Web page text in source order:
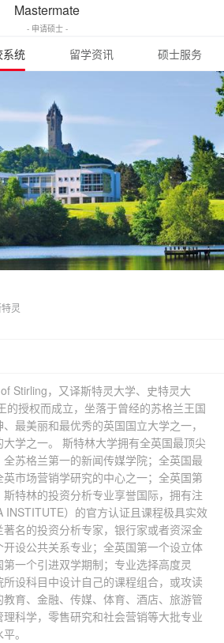
Mastermate
- 申请硕士 -
系统 留学资讯 硕士服务
灵
Stirling，又译斯特灵大学、史特灵大
的授权而成立，坐落于曾经的苏格兰王国
最美丽和最优秀的英国国立大学之一，
学之一。 斯特林大学拥有全英国最顶尖
苏格兰第一的新闻传媒学院；全英国最
市场营销学研究的中心之一；全英国第
特林的投资分析专业享誉国际，拥有注
INSTITUTE）的官方认证且课程极具实效
名的投资分析专家，银行家或者资深金
设公共关系专业；全英国第一个设立体
一个引进双学期制；专业选择高度灵
设科目中设计自己的课程组合，或攻读
育、金融、传媒、体育、酒店、旅游管
科学，零售研究和社会营销等大批专业
。